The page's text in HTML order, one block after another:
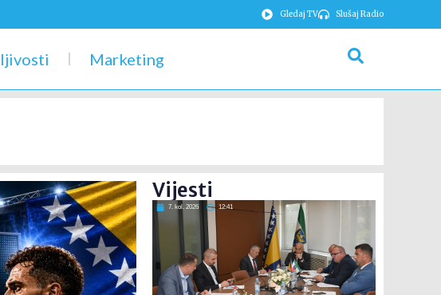
Gledaj TV Slušaj Radio
Marketing
Vijesti
7. kol. 2026 12:41